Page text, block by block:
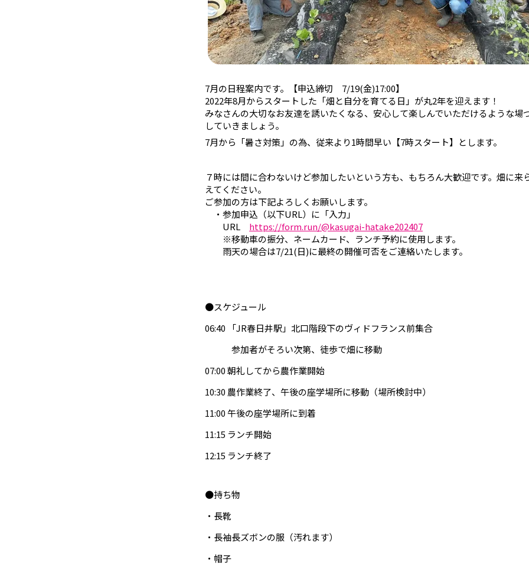
7月の日程案内です。【申込締切 7/19(金)17:00】
2022年8月からスタートした「畑と自分を育てる日」が丸2年を迎えます！
みなさんの大切なお友達を誘いたくなる、安心して楽しんでいただけるような場
していきましょう。
7月から「暑さ対策」の為、従来より1時間早い【7時スタート】とします。
７時には間に合わないけど参加したいという方も、もちろん大歓迎です。畑に来
えてください。
ご参加の方は下記よろしくお願いします。
・参加申込（以下URL）に「入力」
URL https://form.run/@kasugai-hatake202407
※移動車の振分、ネームカード、ランチ予約に使用します。
雨天の場合は7/21(日)に最終の開催可否をご連絡いたします。
●スケジュール
06:40 「JR春日井駅」北口階段下のヴィドフランス前集合
参加者がそろい次第、徒歩で畑に移動
07:00 朝礼してから農作業開始
10:30 農作業終了、午後の座学場所に移動（場所検討中）
11:00 午後の座学場所に到着
11:15 ランチ開始
12:15 ランチ終了
●持ち物
・長靴
・長袖長ズボンの服（汚れます）
・帽子